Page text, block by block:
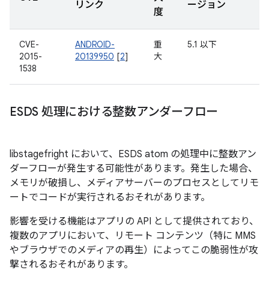
リンク
度
ージョン
CVE-
2015-
1538
ANDROID-
20139950 [2]
重
大
5.1 以下
ESDS 処理における整数アンダーフロー
libstagefright において、ESDS atom の処理中に整数アン
ダーフローが発生する可能性があります。発生した場合、
メモリが破損し、メディアサーバーのプロセスとしてリモ
ートでコードが実行されるおそれがあります。
影響を受ける機能はアプリの API として提供されており、
複数のアプリにおいて、リモート コンテンツ（特に MMS
やブラウザでのメディアの再生）によってこの脆弱性が攻
撃されるおそれがあります。